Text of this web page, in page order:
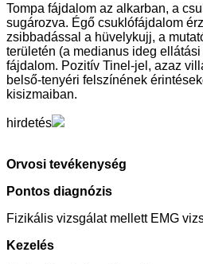
Tompa fájdalom az alkarban, a
sugározva. Égő csuklófájdalom
zsibbadással a hüvelykujj, a
területén (a medianus ideg
fájdalom. Pozitív Tinel-jel, azaz
belső-tenyéri felszínének
kisizmaiban.
hirdetés
Orvosi tevékenység
Pontos diagnózis
Fizikális vizsgálat mellett EMG
Kezelés